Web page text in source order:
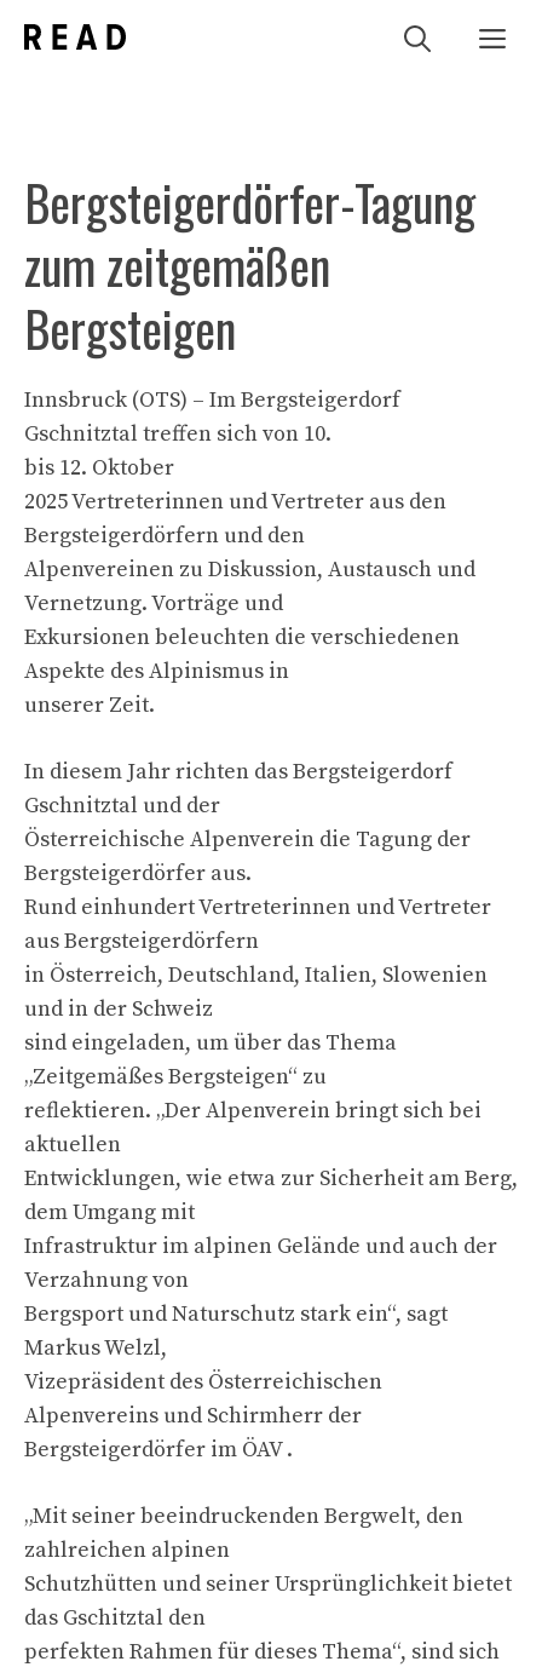
Inhalt
Bergsteigerdörfer-Tagung
zum zeitgemäßen
Bergsteigen
Innsbruck (OTS) – Im Bergsteigerdorf
Gschnitztal treffen sich von 10.
bis 12. Oktober
2025 Vertreterinnen und Vertreter aus den
Bergsteigerdörfern und den
Alpenvereinen zu Diskussion, Austausch und
Vernetzung. Vorträge und
Exkursionen beleuchten die verschiedenen
Aspekte des Alpinismus in
unserer Zeit.
In diesem Jahr richten das Bergsteigerdorf
Gschnitztal und der
Österreichische Alpenverein die Tagung der
Bergsteigerdörfer aus.
Rund einhundert Vertreterinnen und Vertreter
aus Bergsteigerdörfern
in Österreich, Deutschland, Italien, Slowenien
und in der Schweiz
sind eingeladen, um über das Thema
„Zeitgemäßes Bergsteigen“ zu
reflektieren. „Der Alpenverein bringt sich bei
aktuellen
Entwicklungen, wie etwa zur Sicherheit am Berg,
dem Umgang mit
Infrastruktur im alpinen Gelände und auch der
Verzahnung von
Bergsport und Naturschutz stark ein“, sagt
Markus Welzl,
Vizepräsident des Österreichischen
Alpenvereins und Schirmherr der
Bergsteigerdörfer im ÖAV .
„Mit seiner beeindruckenden Bergwelt, den
zahlreichen alpinen
Schutzhütten und seiner Ursprünglichkeit bietet
das Gschitztal den
perfekten Rahmen für dieses Thema“, sind sich